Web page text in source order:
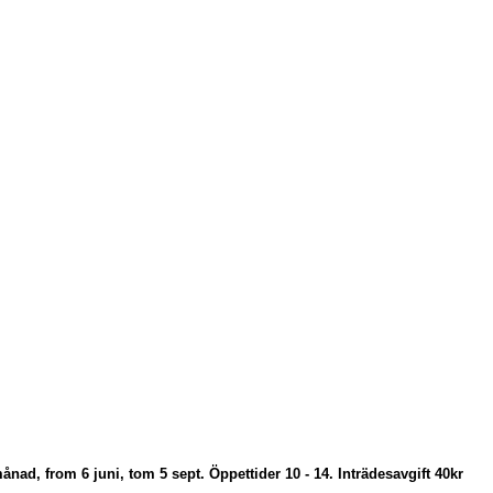
from 6 juni, tom 5 sept. Öppettider 10 - 14. Inträdesavgift 40kr